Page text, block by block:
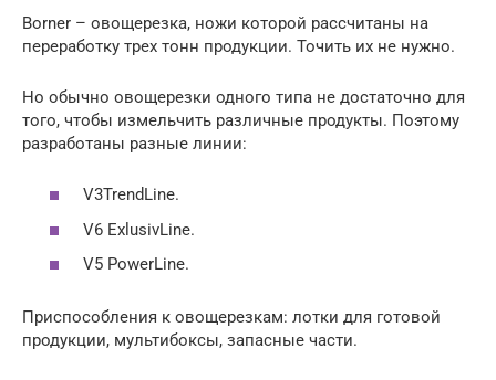
Borner – овощерезка, ножи которой рассчитаны на
переработку трех тонн продукции. Точить их не нужно.
Но обычно овощерезки одного типа не достаточно для
того, чтобы измельчить различные продукты. Поэтому
разработаны разные линии:
V3TrendLine.
V6 ExlusivLine.
V5 PowerLine.
Приспособления к овощерезкам: лотки для готовой
продукции, мультибоксы, запасные части.